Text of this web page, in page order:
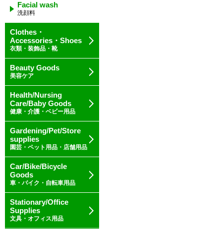
Facial wash
洗顔料
Clothes・
Accessories・Shoes
衣類・装飾品・靴
Beauty Goods
美容ケア
Health/Nursing
Care/Baby Goods
健康・介護・ベビー用品
Gardening/Pet/Store
supplies
園芸・ペット用品・店舗用品
Car/Bike/Bicycle
Goods
車・バイク・自転車用品
Stationary/Office
Supplies
文具・オフィス用品